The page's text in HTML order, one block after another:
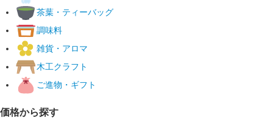
茶葉・ティーバッグ
調味料
雑貨・アロマ
木工クラフト
ご進物・ギフト
価格から探す